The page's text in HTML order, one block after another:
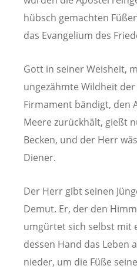
hübsch gemachten
das Evangelium des
Gott in seiner Weisheit,
ungezähmte Wildheit
Firmament bändigt, den
Meere zurückhält, gießt
Becken, und der Herr
Diener.
Der Herr gibt seinen
Demut. Er, der den
umgürtet sich selbst mit
dessen Hand das Leben
nieder, um die Füße